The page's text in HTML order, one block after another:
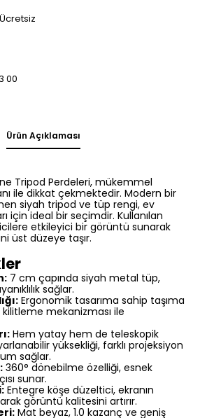
00
Ürün Açıklaması
Tripod Perdeleri, mükemmel
ile dikkat çekmektedir. Modern bir
siyah tripod ve tüp rengi, ev
için ideal bir seçimdir. Kullanılan
etkileyici bir görüntü sunarak
üst düzeye taşır.
7 cm çapında siyah metal tüp,
sağlar.
Ergonomik tasarıma sahip taşıma
mekanizması ile
Hem yatay hem de teleskopik
yüksekliği, farklı projeksiyon
sağlar.
360° dönebilme özelliği, esnek
sunar.
Entegre köşe düzeltici, ekranın
görüntü kalitesini artırır.
Mat beyaz, 1.0 kazanç ve geniş